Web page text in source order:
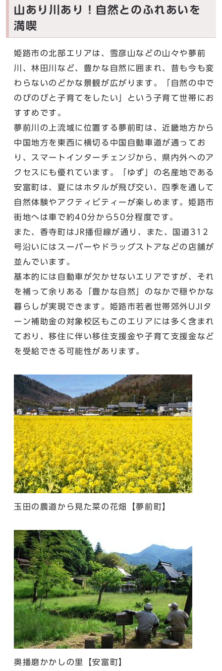
山あり川あり！自然とのふれあいを
満喫
姫路市の北部エリアは、雪彦山などの山々や夢前
川、林田川など、豊かな自然に囲まれ、昔も今も変
わらないのどかな景観が広がります。「自然の中で
のびのびと子育てをしたい」という子育て世帯にお
すすめです。
夢前川の上流域に位置する夢前町は、近畿地方から
中国地方を東西に横切る中国自動車道が通ってお
り、スマートインターチェンジから、県内外へのア
クセスにも優れています。「ゆず」の名産地である
安富町は、夏にはホタルが飛び交い、四季を通して
自然体験やアクティビティーが楽しめます。姫路市
街地へは車で約40分から50分程度です。
また、香寺町はJR播但線が通り、また、国道312
号沿いにはスーパーやドラッグストアなどの店舗が
並んでいます。
基本的には自動車が欠かせないエリアですが、それ
を補って余りある「豊かな自然」のなかで穏やかな
暮らしが実現できます。姫路市若者世帯郊外UJIタ
ーン補助金の対象校区もこのエリアには多く含まれ
ており、移住に伴い移住支援金や子育て支援金など
を受給できる可能性があります。
玉田の農道から見た菜の花畑【夢前町】
奥播磨かかしの里【安富町】